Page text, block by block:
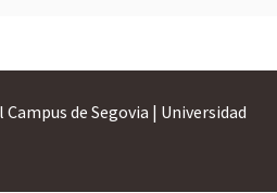
de Segovia | Universidad